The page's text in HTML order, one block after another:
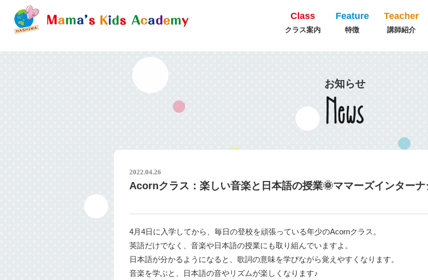
Class
クラス案内
Feature
特徴
Teacher
講師紹介
お知らせ
2022.04.26
Acornクラス：楽しい音楽と日本語の授業🌞ママーズインター
4月4日に入学してから、毎日の登校を頑張っている年少のAcornクラス。
英語だけでなく、音楽や日本語の授業にも取り組んでいますよ。
日本語が分かるようになると、歌詞の意味を学びながら覚えやすくなります。
音楽を学ぶと、日本語の音やリズムが楽しくなります♪